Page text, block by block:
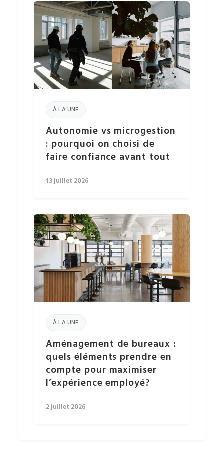
À LA UNE
Autonomie vs microgestion
: pourquoi on choisi de
faire confiance avant tout
13 juillet 2026
À LA UNE
Aménagement de bureaux :
quels éléments prendre en
compte pour maximiser
l’expérience employé?
2 juillet 2026